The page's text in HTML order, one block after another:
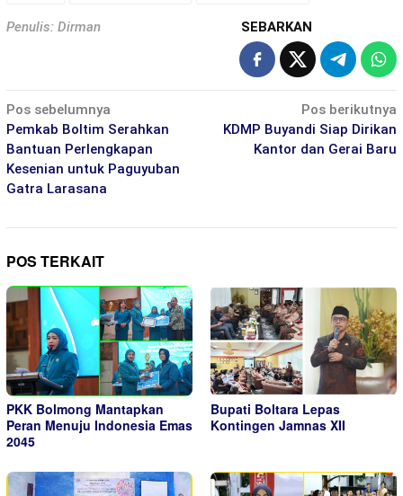
Penulis: Dirman SEBARKAN
Navigasi
pos
Pos sebelumnya
Pemkab Boltim Serahkan
Bantuan Perlengkapan
Kesenian untuk Paguyuban
Gatra Larasana
Pos berikutnya
KDMP Buyandi Siap Dirikan
Kantor dan Gerai Baru
POS TERKAIT
PKK Bolmong Mantapkan
Peran Menuju Indonesia Emas
2045
Bupati Boltara Lepas
Kontingen Jamnas XII